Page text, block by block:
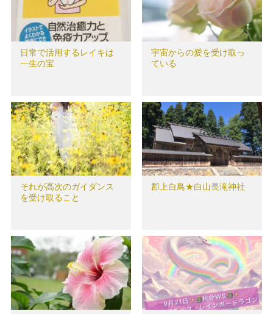
日常で活用するレイキは
一生の宝
宇宙からの愛を受け取っ
ている
それが高次のガイダンス
を受け取ること
郡上白鳥★白山長滝神社